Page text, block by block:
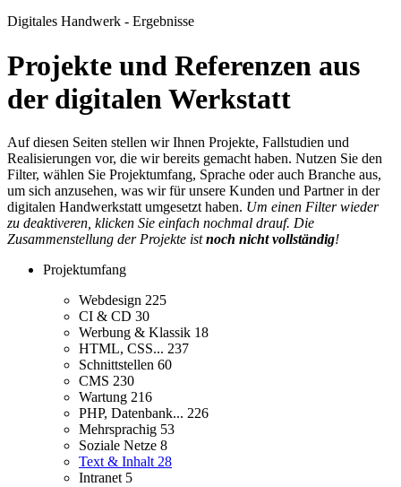
Digitales Handwerk - Ergebnisse
Projekte und Referenzen aus
der digitalen Werkstatt
Auf diesen Seiten stellen wir Ihnen Projekte, Fallstudien und
Realisierungen vor, die wir bereits gemacht haben. Nutzen Sie den
Filter, wählen Sie Projektumfang, Sprache oder auch Branche aus,
um sich anzusehen, was wir für unsere Kunden und Partner in der
digitalen Handwerkstatt umgesetzt haben. Um einen Filter wieder
zu deaktiveren, klicken Sie einfach nochmal drauf. Die
Zusammenstellung der Projekte istnoch nicht vollständig!
Projektumfang
Webdesign 225
CI & CD 30
Werbung & Klassik 18
HTML, CSS... 237
Schnittstellen 60
CMS 230
Wartung 216
PHP, Datenbank... 226
Mehrsprachig 53
Soziale Netze 8
Text & Inhalt 28
Intranet 5